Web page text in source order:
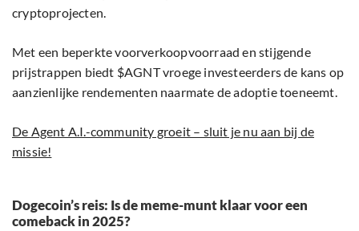
cryptoprojecten.
Met een beperkte voorverkoopvoorraad en stijgende
prijstrappen biedt $AGNT vroege investeerders de kans op
aanzienlijke rendementen naarmate de adoptie toeneemt.
De Agent A.I.-community groeit – sluit je nu aan bij de
missie!
Dogecoin’s reis: Is de meme-munt klaar voor een
comeback in 2025?